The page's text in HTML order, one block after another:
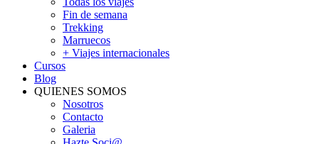
Fin de semana
Trekking
Marruecos
+ Viajes internacionales
Cursos
Blog
QUIENES SOMOS
Nosotros
Contacto
Galeria